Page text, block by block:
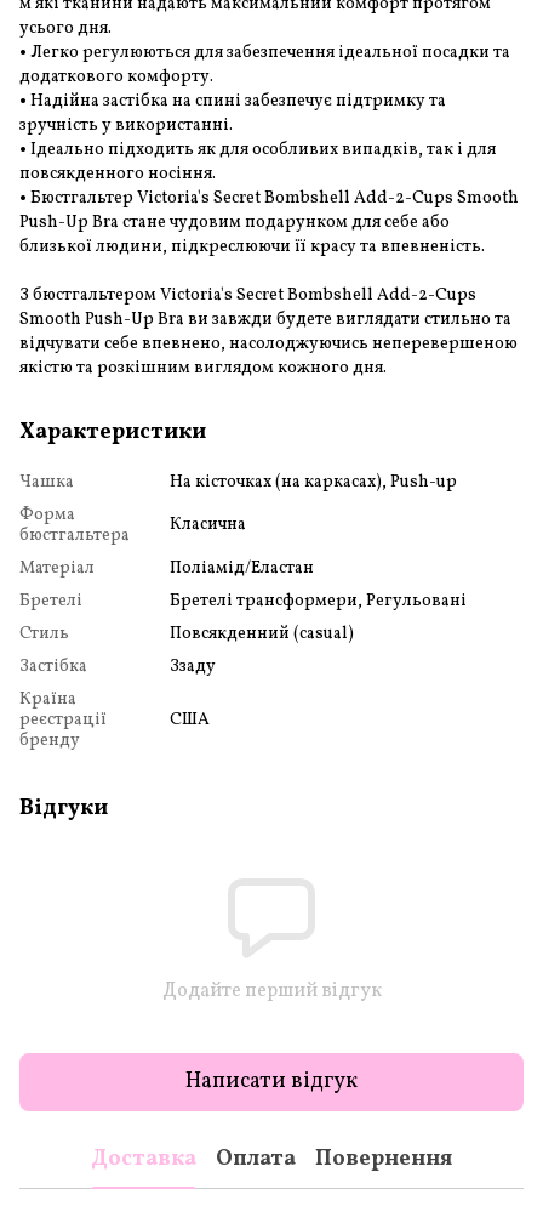
усього дня.
• Легко регулюються для забезпечення ідеальної посадки та
додаткового комфорту.
• Надійна застібка на спині забезпечує підтримку та
зручність у використанні.
• Ідеально підходить як для особливих випадків, так і для
повсякденного носіння.
• Бюстгальтер Victoria's Secret Bombshell Add-2-Cups Smooth
Push-Up Bra стане чудовим подарунком для себе або
близької людини, підкреслюючи її красу та впевненість.
З бюстгальтером Victoria's Secret Bombshell Add-2-Cups
Smooth Push-Up Bra ви завжди будете виглядати стильно та
відчувати себе впевнено, насолоджуючись неперевершеною
якістю та розкішним виглядом кожного дня.
Характеристики
Чашка
На кісточках (на каркасах), Push-up
Форма
бюстгальтера
Класична
Матеріал
Поліамід/Еластан
Бретелі
Бретелі трансформери, Регульовані
Стиль
Повсякденний (casual)
Застібка
Ззаду
Країна
реєстрації
бренду
США
Відгуки
Додайте перший відгук
Написати відгук
Доставка Оплата Повернення